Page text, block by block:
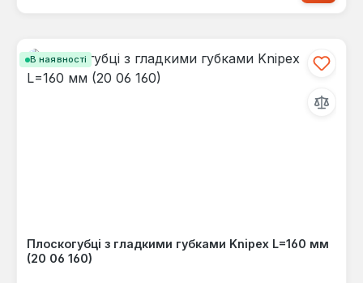
В наявності
Плоскогубці з гладкими губками Knipex L=160 мм
(20 06 160)